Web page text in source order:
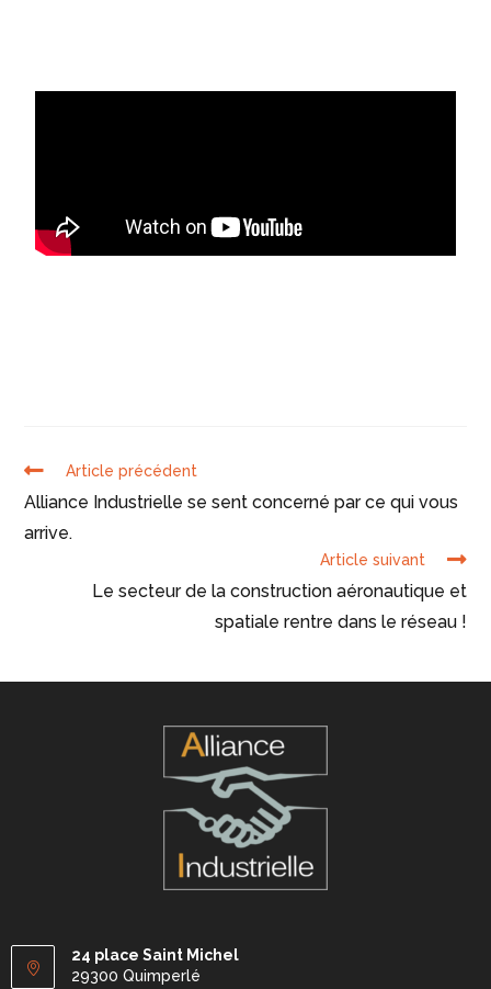
Article précédent
Alliance Industrielle se sent concerné par ce qui vous
arrive.
Article suivant
Le secteur de la construction aéronautique et
spatiale rentre dans le réseau !
24 place Saint Michel
29300 Quimperlé